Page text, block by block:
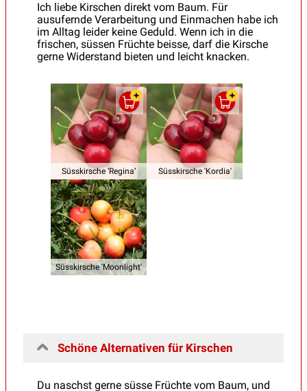
Ich liebe Kirschen direkt vom Baum. Für
ausufernde Verarbeitung und Einmachen habe ich
im Alltag leider keine Geduld. Wenn ich in die
frischen, süssen Früchte beisse, darf die Kirsche
gerne Widerstand bieten und leicht knacken.
Süsskirsche ‘Regina’ Süsskirsche 'Kordia'
Süsskirsche 'Moonlight'
Schöne Alternativen für Kirschen
Du naschst gerne süsse Früchte vom Baum, und